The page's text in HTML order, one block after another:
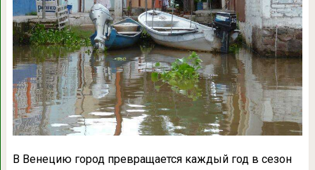
В Венецию город превращается каждый год в сезон